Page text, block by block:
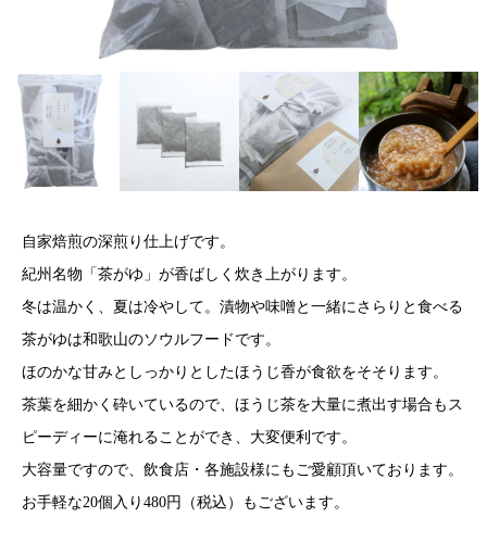
自家焙煎の深煎り仕上げです。
紀州名物「茶がゆ」が香ばしく炊き上がります。
冬は温かく、夏は冷やして。漬物や味噌と一緒にさらりと食べる
茶がゆは和歌山のソウルフードです。
ほのかな甘みとしっかりとしたほうじ香が食欲をそそります。
茶葉を細かく砕いているので、ほうじ茶を大量に煮出す場合もス
ピーディーに淹れることができ、大変便利です。
大容量ですので、飲食店・各施設様にもご愛顧頂いております。
お手軽な20個入り480円（税込） もございます。